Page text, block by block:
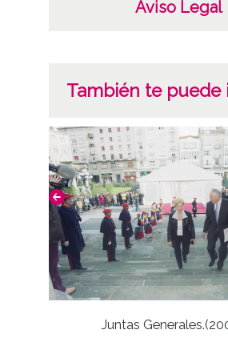
Aviso Legal
También te puede
Juntas